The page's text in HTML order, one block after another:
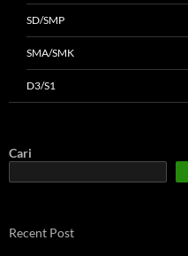
SD/SMP
SMA/SMK
D3/S1
Cari
Recent Post